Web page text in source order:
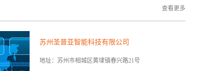
查看更多
苏州圣普亚智能科技有限公司
地址：苏州市相城区黄埭镇春兴路21号